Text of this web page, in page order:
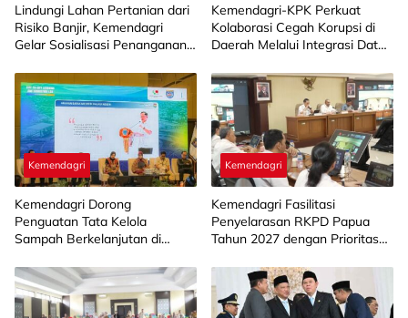
Lindungi Lahan Pertanian dari
Risiko Banjir, Kemendagri
Gelar Sosialisasi Penanganan
di Brebes
Kemendagri-KPK Perkuat
Kolaborasi Cegah Korupsi di
Daerah Melalui Integrasi Data
Kemendagri
Kemendagri Dorong
Penguatan Tata Kelola
Sampah Berkelanjutan di
Kemendagri
Kemendagri Fasilitasi
Penyelarasan RKPD Papua
Tahun 2027 dengan Prioritas